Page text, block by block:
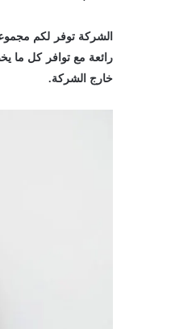
الشركة توفر لكم
رائعة مع توافر كل ما
خارج الشركة.